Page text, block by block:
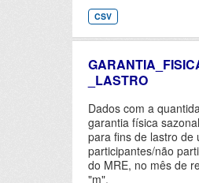
CSV
_LASTRO
Dados com a
garantia física
para fins de lastro de
participantes/não
do MRE, no mês de
"m".